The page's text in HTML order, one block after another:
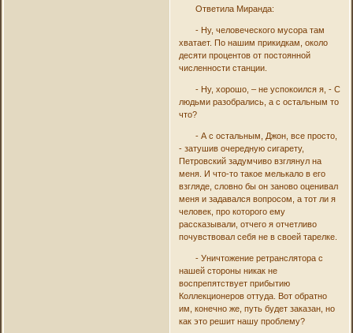
Ответила Миранда:
- Ну, человеческого мусора там
хватает. По нашим прикидкам, около
десяти процентов от постоянной
численности станции.
- Ну, хорошо, – не успокоился я, - С
людьми разобрались, а с остальным то
что?
- А с остальным, Джон, все просто,
- затушив очередную сигарету,
Петровский задумчиво взглянул на
меня. И что-то такое мелькало в его
взгляде, словно бы он заново оценивал
меня и задавался вопросом, а тот ли я
человек, про которого ему
рассказывали, отчего я отчетливо
почувствовал себя не в своей тарелке.
- Уничтожение ретранслятора с
нашей стороны никак не
воспрепятствует прибытию
Коллекционеров оттуда. Вот обратно
им, конечно же, путь будет заказан, но
как это решит нашу проблему?